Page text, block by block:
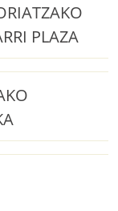
PLAZA